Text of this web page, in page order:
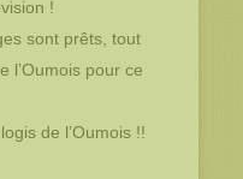
!
sont prêts, tout
l’Oumois pour ce
de l’Oumois !!